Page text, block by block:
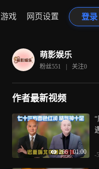
游戏 网页设置 登录
萌影娱乐
粉丝551 | 关注0
作者最新视频
266 | 01:00 -